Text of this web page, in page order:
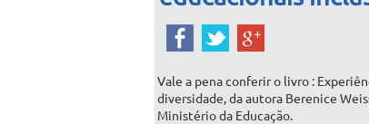
Vale a pena conferir o livro :
diversidade, da autora Berenice
Ministério da Educação.